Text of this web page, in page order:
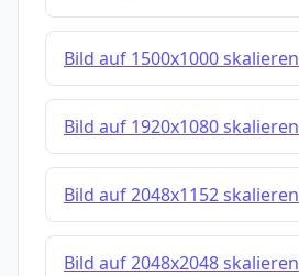
Bild auf 1500x1000 skalieren
Bild auf 1920x1080 skalieren
Bild auf 2048x1152 skalieren
Bild auf 2048x2048 skalieren